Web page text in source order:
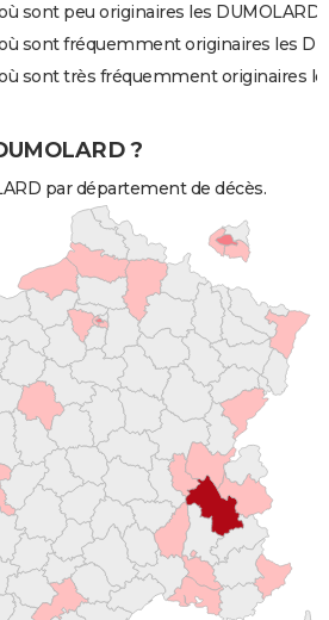
sont peu originaires les DUMOLARD
sont fréquemment originaires les
sont très fréquemment originaires
?
par département de décès.